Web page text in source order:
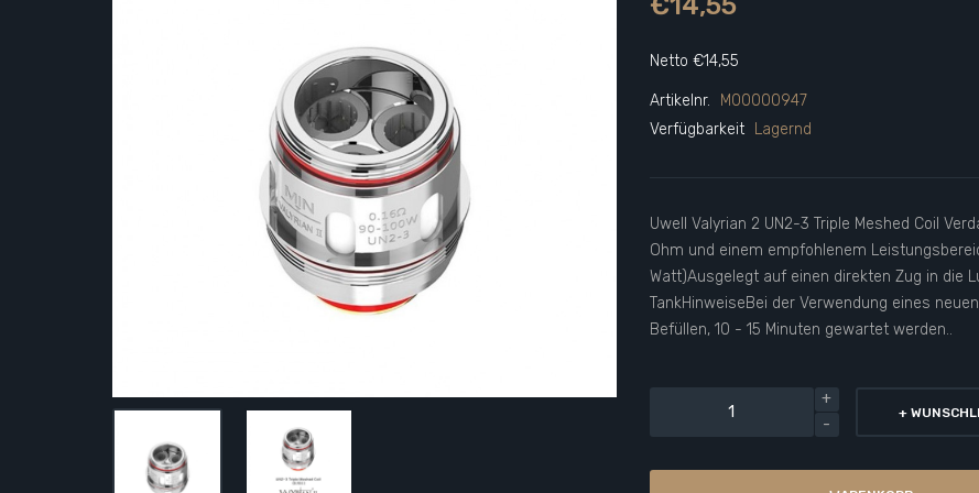
Netto €14,55
Artikelnr.
M00000947
Verfügbarkeit
Lagernd
Uwell Valyrian 2 UN2-3 Triple Meshed Coil
Ohm und einem empfohlenem
Watt)Ausgelegt auf einen direkten Zug in die
TankHinweiseBei der Verwendung eines
Befüllen, 10 - 15 Minuten gewartet werden..
+